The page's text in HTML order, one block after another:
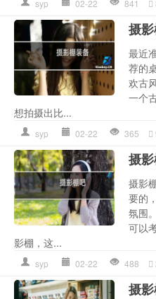
syp 02-22 841
摄
最近
荐的
欢古
一个
想拍摄出比...
syp 02-22 365
摄
摄影
要的
氛围
可以
影棚，这...
syp 02-22 488
摄